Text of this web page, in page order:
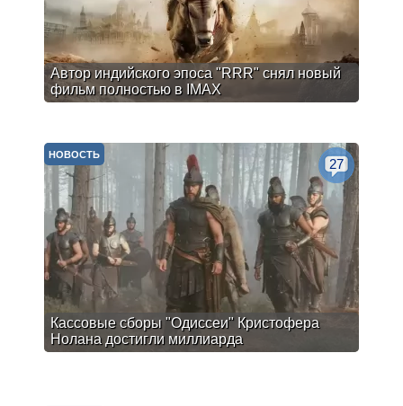
Автор индийского эпоса "RRR" снял новый
фильм полностью в IMAX
Кассовые сборы "Одиссеи" Кристофера
Нолана достигли миллиарда
НОВОСТЬ
27